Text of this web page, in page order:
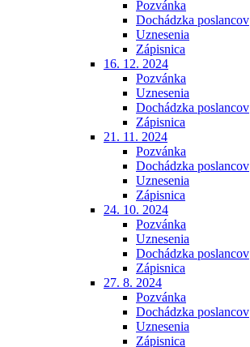
Pozvánka
Dochádzka poslancov
Uznesenia
Zápisnica
16. 12. 2024
Pozvánka
Uznesenia
Dochádzka poslancov
Zápisnica
21. 11. 2024
Pozvánka
Dochádzka poslancov
Uznesenia
Zápisnica
24. 10. 2024
Pozvánka
Uznesenia
Dochádzka poslancov
Zápisnica
27. 8. 2024
Pozvánka
Dochádzka poslancov
Uznesenia
Zápisnica